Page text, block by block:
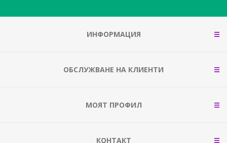
ИНФОРМАЦИЯ
ОБСЛУЖВАНЕ НА КЛИЕНТИ
МОЯТ ПРОФИЛ
КОНТАКТ